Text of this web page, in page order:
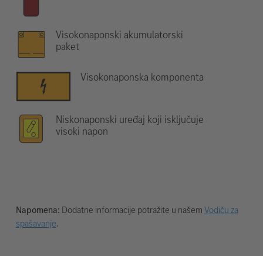
Visokonaponski akumulatorski
paket
Visokonaponska komponenta
Niskonaponski uređaj koji isključuje
visoki napon
Napomena: Dodatne informacije potražite u našemVodiču za
spašavanje.